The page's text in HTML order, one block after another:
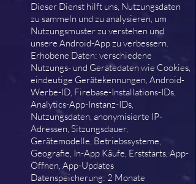
Dieser Dienst hilft uns, Nutzungsdaten
zu sammeln und zu analysieren, um
Nutzungsmuster zu verstehen und
unsere Android-App zu verbessern.
Erhobene Daten: verschiedene
Nutzungs- und Gerätedaten wie Cookies,
eindeutige Gerätekennungen, Android-
Werbe-ID, Firebase-Installations-IDs,
Analytics-App-Instanz-IDs,
Nutzungsdaten, anonymisierte IP-
Adressen, Sitzungsdauer,
Gerätemodelle, Betriebssysteme,
Geografie, In-App Käufe, Erststarts, App-
Öffnen, App-Updates
Datenspeicherung: 2 Monate